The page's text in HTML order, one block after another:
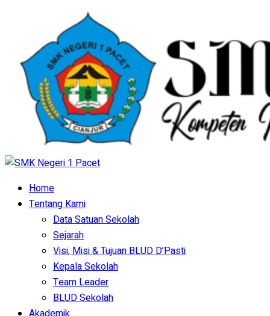
Home
Tentang Kami
Data Satuan Sekolah
Sejarah
Visi, Misi & Tujuan BLUD D’Pasti
Kepala Sekolah
Team Leader
BLUD Sekolah